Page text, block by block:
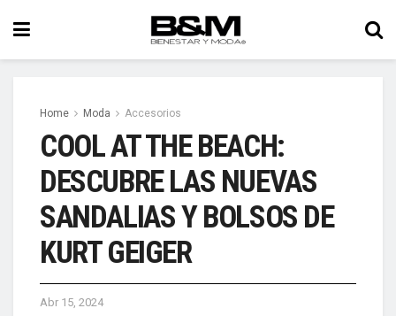
Home Moda Accesorios
COOL AT THE BEACH:
DESCUBRE LAS NUEVAS
SANDALIAS Y BOLSOS DE
KURT GEIGER
Abr 15, 2024